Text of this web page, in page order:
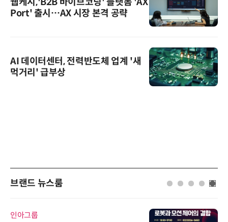
Port' 출시…AX 시장 본격 공략
AI 데이터센터, 전력반도체 업계 '새
먹거리' 급부상
브랜드 뉴스룸
인아그룹